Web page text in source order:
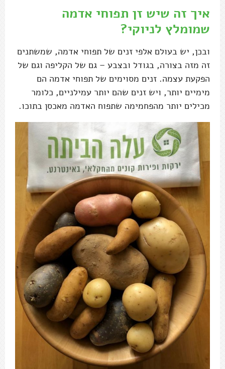
איך זה שיש זן תפוחי אדמה
שמומלץ לניוקי?
ובכן, יש בעולם אלפי זנים של תפוחי אדמה, שמשתנים
זה מזה בצורה, בגודל ובצבע – גם של הקליפה וגם של
הפקעת עצמה. זנים מסוימים של תפוחי אדמה הם
מימיים יותר, ויש זנים שהם יותר עמילניים, כלומר
מכילים יותר מהפחמימה שתפוח האדמה מאכסן בתוכו.